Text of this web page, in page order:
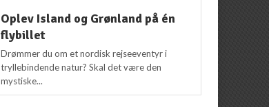
Oplev Island og Grønland på én
flybillet
Drømmer du om et nordisk rejseeventyr i
tryllebindende natur? Skal det være den
mystiske...